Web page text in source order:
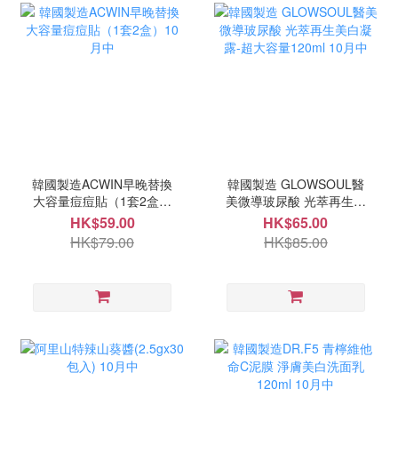
韓國製造ACWIN早晚替換
大容量痘痘貼（1套2盒）
10月中
HK$59.00
HK$79.00
韓國製造 GLOWSOUL醫
美微導玻尿酸 光萃再生美
白凝露-超大容量120ml 10
月中
HK$65.00
HK$85.00